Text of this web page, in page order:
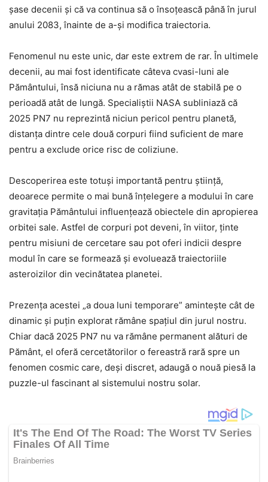
șase decenii și că va continua să o însoțească până în jurul
anului 2083, înainte de a-și modifica traiectoria.
Fenomenul nu este unic, dar este extrem de rar. În ultimele
decenii, au mai fost identificate câteva cvasi-luni ale
Pământului, însă niciuna nu a rămas atât de stabilă pe o
perioadă atât de lungă. Specialiștii NASA subliniază că
2025 PN7 nu reprezintă niciun pericol pentru planetă,
distanța dintre cele două corpuri fiind suficient de mare
pentru a exclude orice risc de coliziune.
Descoperirea este totuși importantă pentru știință,
deoarece permite o mai bună înțelegere a modului în care
gravitația Pământului influențează obiectele din apropierea
orbitei sale. Astfel de corpuri pot deveni, în viitor, ținte
pentru misiuni de cercetare sau pot oferi indicii despre
modul în care se formează și evoluează traiectoriile
asteroizilor din vecinătatea planetei.
Prezența acestei „a doua luni temporare” amintește cât de
dinamic și puțin explorat rămâne spațiul din jurul nostru.
Chiar dacă 2025 PN7 nu va rămâne permanent alături de
Pământ, el oferă cercetătorilor o fereastră rară spre un
fenomen cosmic care, deși discret, adaugă o nouă piesă la
puzzle-ul fascinant al sistemului nostru solar.